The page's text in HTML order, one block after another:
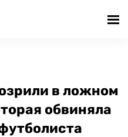
в ложном
обвиняла